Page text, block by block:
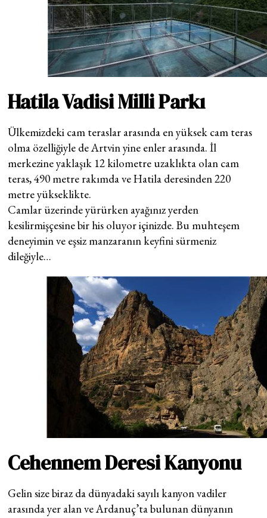
Hatila Vadisi Milli Parkı
Ülkemizdeki cam teraslar arasında en yüksek cam teras
olma özelliğiyle de Artvin yine enler arasında. İl
merkezine yaklaşık 12 kilometre uzaklıkta olan cam
teras, 490 metre rakımda ve Hatila deresinden 220
metre yükseklikte.
Camlar üzerinde yürürken ayağınız yerden
kesilirmişçesine bir his oluyor içinizde. Bu muhteşem
deneyimin ve eşsiz manzaranın keyfini sürmeniz
dileğiyle…
Cehennem Deresi Kanyonu
Gelin size biraz da dünyadaki sayılı kanyon vadiler
arasında yer alan ve Ardanuç’ta bulunan dünyanın